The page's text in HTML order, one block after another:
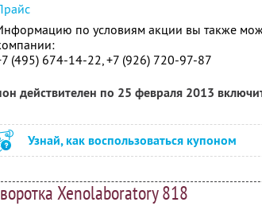
по условиям акции вы также
(495) 674-14-22, +7 (926) 720-97-87
действителен по 25 февраля 2013
Узнай, как воспользоваться купоном
Xenolaboratory 818